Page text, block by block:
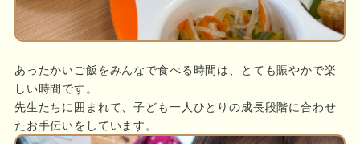
あったかいご飯をみんなで食べる時間は、とても賑やかで楽
しい時間です。
先生たちに囲まれて、子ども一人ひとりの成長段階に合わせ
たお手伝いをしています。